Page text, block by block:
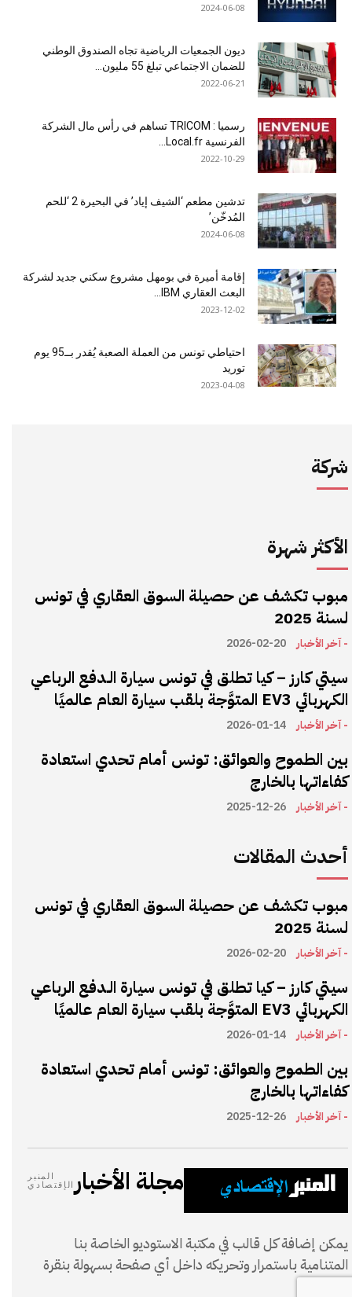
2024-06-08
ديون الجمعيات الرياضية تجاه الصندوق الوطني
للضمان الاجتماعي تبلغ 55 مليون...
2022-06-21
رسميا : TRICOM تساهم في رأس مال الشركة
الفرنسية Local.fr...
2022-10-29
تدشين مطعم ‘الشيف إياد’ في البحيرة 2 ‘للحم
المُدخّن’
2024-06-08
إقامة أميرة في بومهل مشروع سكني جديد لشركة
البعث العقاري IBM...
2023-12-02
احتياطي تونس من العملة الصعبة يُقدر بــ95 يوم
توريد
2023-04-08
شركة
الأكثر شهرة
مبوب تكشف عن حصيلة السوق العقاري في تونس
لسنة 2025
- آخر الأخبار 2026-02-20
سيتي كارز – كيا تطلق في تونس سيارة الـدفع الرباعي
الكهربائي EV3 المتوَّجة بلقب سيارة العام عالميًا
- آخر الأخبار 2026-01-14
بين الطموح والعوائق: تونس أمام تحدي استعادة
كفاءاتها بالخارج
- آخر الأخبار 2025-12-26
أحدث المقالات
مبوب تكشف عن حصيلة السوق العقاري في تونس
لسنة 2025
- آخر الأخبار 2026-02-20
سيتي كارز – كيا تطلق في تونس سيارة الـدفع الرباعي
الكهربائي EV3 المتوَّجة بلقب سيارة العام عالميًا
- آخر الأخبار 2026-01-14
بين الطموح والعوائق: تونس أمام تحدي استعادة
كفاءاتها بالخارج
- آخر الأخبار 2025-12-26
مجلة الأخبار
المنبر
الإقتصادي
يمكن إضافة كل قالب في مكتبة الاستوديو الخاصة بنا
المتنامية باستمرار وتحريكه داخل أي صفحة بسهولة بنقرة